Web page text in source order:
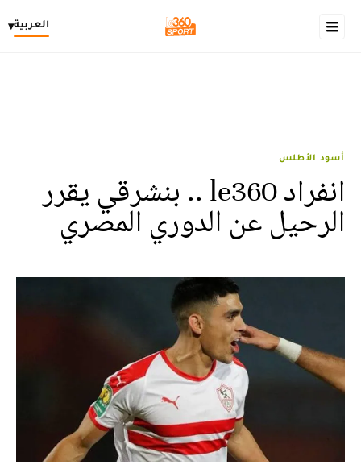
العربية▾
أسود الأطلس
انفراد le360 .. بنشرقي يقرر
الرحيل عن الدوري المصري